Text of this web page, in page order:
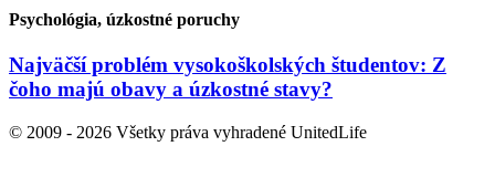
Psychológia, úzkostné poruchy
Najväčší problém vysokoškolských študentov: Z
čoho majú obavy a úzkostné stavy?
© 2009 - 2026 Všetky práva vyhradené UnitedLife